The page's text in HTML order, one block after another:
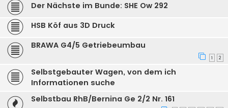
Der Nächste im Bunde: SHE Ow 292
HSB Köf aus 3D Druck
BRAWA G4/5 Getriebeumbau
1 2
Selbstgebauter Wagen, von dem ich
Informationen suche
Selbstbau RhB/Bernina Ge 2/2 Nr. 161